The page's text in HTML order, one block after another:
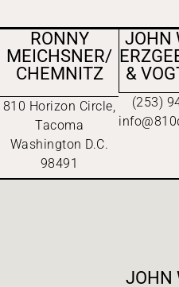
RONNY
MEICHSNER/
CHEMNITZ
810 Horizon Circle,
Tacoma
Washington D.C.
98491
JOHN
&
(253)
JOHN